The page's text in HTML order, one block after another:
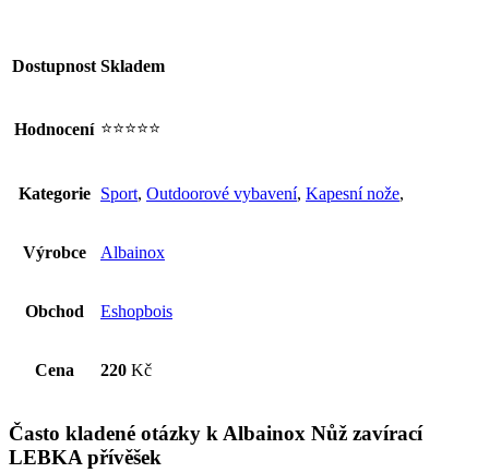
Dostupnost Skladem
Hodnocení ⭐⭐⭐⭐⭐
Kategorie Sport, Outdoorové vybavení, Kapesní nože,
Výrobce Albainox
Obchod Eshopbois
Cena 220 Kč
Často kladené otázky k Albainox Nůž zavírací
LEBKA přívěšek